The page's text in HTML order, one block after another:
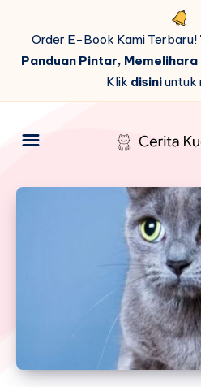
Order E-Book Kami Terbaru!
Panduan Pintar, Memelihara
Klik disiniuntuk